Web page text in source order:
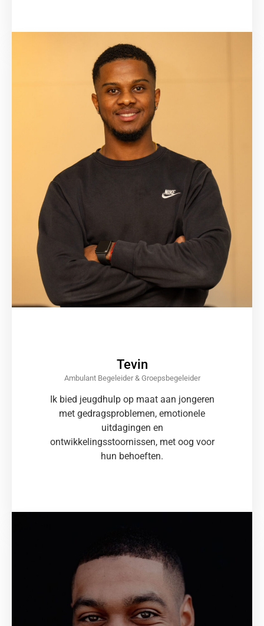
Tevin
Ambulant Begeleider & Groepsbegeleider
Ik bied jeugdhulp op maat aan jongeren
met gedragsproblemen, emotionele
uitdagingen en
ontwikkelingsstoornissen, met oog voor
hun behoeften.